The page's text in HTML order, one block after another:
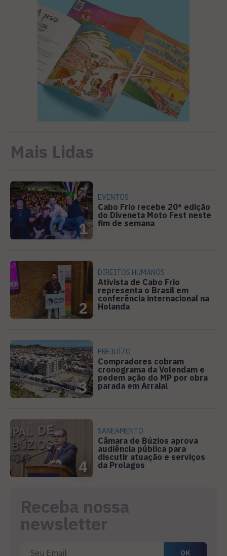
Mais Lidas
1
EVENTOS
Cabo Frio recebe 20ª edição
do Diveneta Moto Fest neste
fim de semana
2
DIREITOS HUMANOS
Ativista de Cabo Frio
representa o Brasil em
conferência internacional na
Holanda
3
PREJUÍZO
Compradores cobram
cronograma da Volendam e
pedem ação do MP por obra
parada em Arraial
4
SANEAMENTO
Câmara de Búzios aprova
audiência pública para
discutir atuação e serviços
da Prolagos
Receba nossa
newsletter